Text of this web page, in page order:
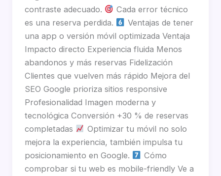
contraste adecuado.
Cada error técnico
es una reserva perdida.
Ventajas de tener
una app o versión móvil optimizada Ventaja
Impacto directo Experiencia fluida Menos
abandonos y más reservas Fidelización
Clientes que vuelven más rápido Mejora del
SEO Google prioriza sitios responsive
Profesionalidad Imagen moderna y
tecnológica Conversión +30 % de reservas
completadas
Optimizar tu móvil no solo
mejora la experiencia, también impulsa tu
posicionamiento en Google.
Cómo
comprobar si tu web es mobile-friendly Ve a